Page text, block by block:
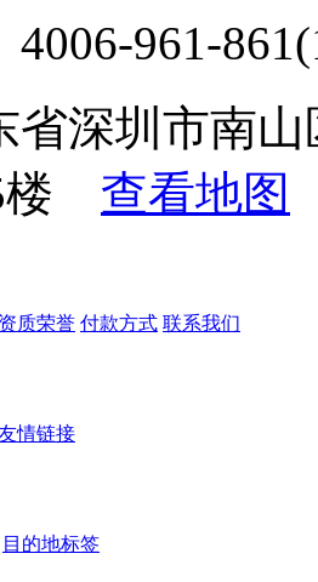
4006-961-
省深圳市南
楼 查看地图
资质荣誉 付款方式 联系我们
情链接
目的地标签